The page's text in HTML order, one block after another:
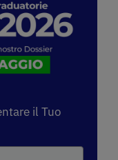
il Tuo